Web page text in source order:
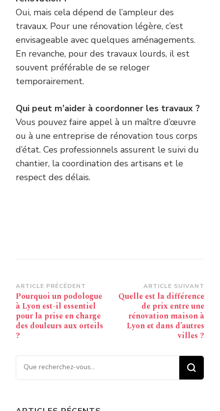
Oui, mais cela dépend de l’ampleur des
travaux. Pour une rénovation légère, c’est
envisageable avec quelques aménagements.
En revanche, pour des travaux lourds, il est
souvent préférable de se reloger
temporairement.
Qui peut m’aider à coordonner les travaux ?
Vous pouvez faire appel à un maître d’œuvre
ou à une entreprise de rénovation tous corps
d’état. Ces professionnels assurent le suivi du
chantier, la coordination des artisans et le
respect des délais.
Navigation
d’article
ARTICLE PRÉCÉDENT
Pourquoi un podologue
à Lyon est-il essentiel
pour la prise en charge
des douleurs aux orteils
?
ARTICLE SUIVANT
Quelle est la différence
de prix entre une
rénovation maison à
Lyon et dans d’autres
villes ?
Vous recherchiez quelque
chose ?